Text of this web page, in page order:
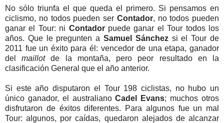
No sólo triunfa el que queda el primero. Si pensamos en
ciclismo, no todos pueden ser Contador, no todos pueden
ganar el Tour: ni Contadorpuede ganar el Tour todos los
años. Que le pregunten a Samuel Sánchezsi el Tour de
2011 fue un éxito para él: vencedor de una etapa, ganador
delmaillotde la montaña, pero peor resultado en la
clasificación General que el año anterior.
Si este año disputaron el Tour 198 ciclistas, no hubo un
único ganador, el australianoCadel Evans; muchos otros
disfrutaron de éxitos diferentes. Para algunos fue un mal
Tour: algunos, por caídas, quedaron alejados de alcanzar